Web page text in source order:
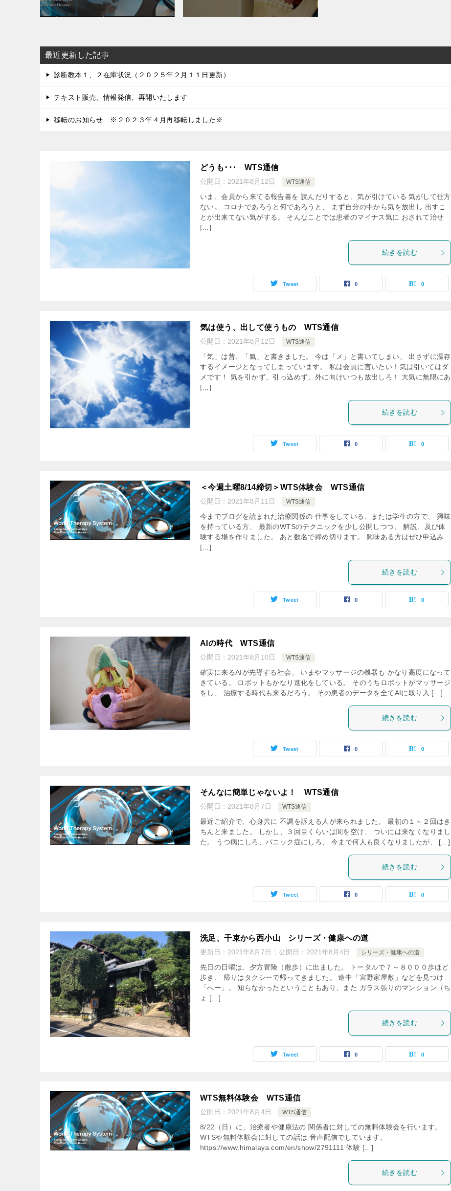
最近更新した記事
診断教本１、２在庫状況（２０２５年２月１１日更新）
テキスト販売、情報発信、再開いたします
移転のお知らせ ※２０２３年４月再移転しました※
どうも･･･ WTS通信
公開日： 2021年8月12日 WTS通信
いま、会員から来てる報告書を 読んだりすると、気が引けている 気がして仕方
ない。 コロナであろうと何であろうと、 まず自分の中から気を放出し 出すこ
とが出来てない気がする。 そんなことでは患者のマイナス気に おされて治せ
[…]
続きを読む
Tweet 0 0
気は使う、出して使うもの WTS通信
公開日： 2021年8月12日 WTS通信
「気」は昔、「氣」と書きました。 今は「メ」と書いてしまい、 出さずに温存
するイメージとなってしまっています。 私は会員に言いたい！気は引いてはダ
メです！ 気を引かず、引っ込めず、外に向けいつも放出しろ！ 大気に無限にあ
[…]
続きを読む
Tweet 0 0
＜今週土曜8/14締切＞WTS体験会 WTS通信
公開日： 2021年8月11日 WTS通信
今までブログを読まれた治療関係の 仕事をしている、または学生の方で、 興味
を持っている方、 最新のWTSのテクニックを少し公開しつつ、 解説、及び体
験する場を作りました。 あと数名で締め切ります。 興味ある方はぜひ申込み
[…]
続きを読む
Tweet 0 0
AIの時代 WTS通信
公開日： 2021年8月10日 WTS通信
確実に来るAIが先導する社会、 いまやマッサージの機器も かなり高度になって
きている。 ロボットもかなり進化をしている。 そのうちロボットがマッサージ
をし、 治療する時代も来るだろう。 その患者のデータを全てAIに取り入 […]
続きを読む
Tweet 0 0
そんなに簡単じゃないよ！ WTS通信
公開日： 2021年8月7日 WTS通信
最近ご紹介で、心身共に 不調を訴える人が来られました。 最初の１～２回はき
ちんと来ました。 しかし、３回目くらいは間を空け、 ついには来なくなりまし
た。 うつ病にしろ、パニック症にしろ、 今まで何人も良くなりましたが、 […]
続きを読む
Tweet 0 0
洗足、千束から西小山 シリーズ・健康への道
更新日： 2021年8月7日 公開日： 2021年8月4日 シリーズ・健康への道
先日の日曜は、夕方冒険（散歩）に出ました。 トータルで７～８０００歩ほど
歩き、 帰りはタクシーで帰ってきました。 途中「宮野家屋敷」などを見つけ
「へー」。 知らなかったということもあり、また ガラス張りのマンション（ち
ょ […]
続きを読む
Tweet 0 0
WTS無料体験会 WTS通信
公開日： 2021年8月4日 WTS通信
8/22（日）に、治療者や健康法の 関係者に対しての無料体験会を行います。
WTSや無料体験会に対しての話は 音声配信でしています。
https://www.himalaya.com/en/show/2791111 体験 […]
続きを読む